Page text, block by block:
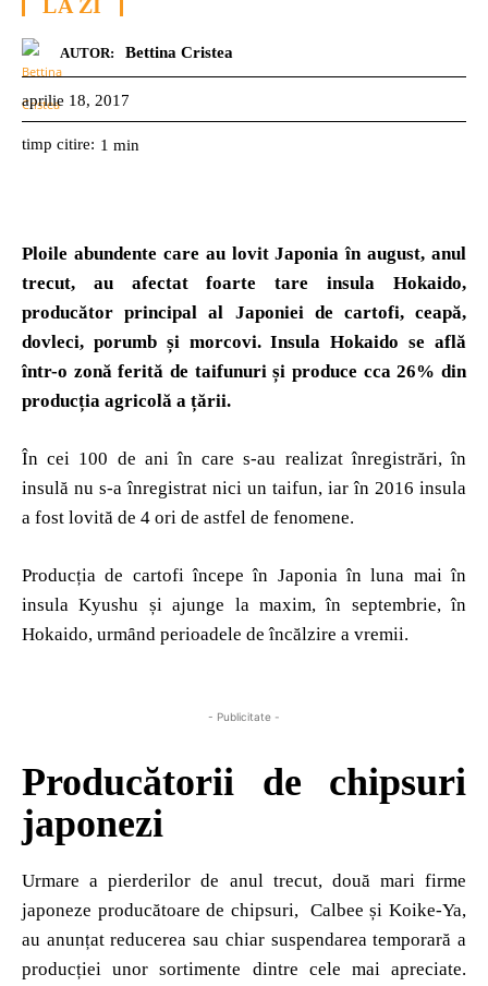
LA ZI
AUTOR: Bettina Cristea
aprilie 18, 2017
timp citire: 1 min
Ploile abundente care au lovit Japonia în august, anul
trecut, au afectat foarte tare insula Hokaido,
producător principal al Japoniei de cartofi, ceapă,
dovleci, porumb și morcovi. Insula Hokaido se află
într-o zonă ferită de taifunuri și produce cca 26% din
producția agricolă a țării.
În cei 100 de ani în care s-au realizat înregistrări, în
insulă nu s-a înregistrat nici un taifun, iar în 2016 insula
a fost lovită de 4 ori de astfel de fenomene.
Producția de cartofi începe în Japonia în luna mai în
insula Kyushu și ajunge la maxim, în septembrie, în
Hokaido, urmȃnd perioadele de încălzire a vremii.
- Publicitate -
Producătorii de chipsuri
japonezi
Urmare a pierderilor de anul trecut, două mari firme
japoneze producătoare de chipsuri, Calbee și Koike-Ya,
au anunțat reducerea sau chiar suspendarea temporară a
producției unor sortimente dintre cele mai apreciate.